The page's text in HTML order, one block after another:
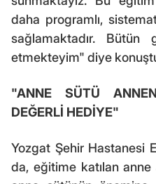
daha programlı,
sağlamaktadır. Bütün
etmekteyim" diye
"ANNE SÜTÜ
DEĞERLİ HEDİYE"
Yozgat Şehir Hastanesi
da, eğitime katılan anne